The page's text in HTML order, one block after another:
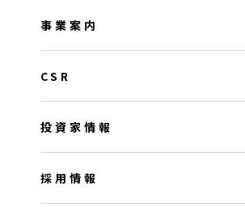
事業案内
CSR
投資家情報
採用情報